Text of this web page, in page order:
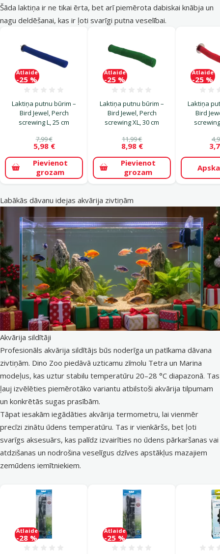
Šāda laktiņa ir ne tikai ērta, bet arī piemērota dabiskai knābja un
nagu deldēšanai, kas ir ļoti svarīgi putna veselībai.
Laktiņa putnu būrim –
Bird Jewel, Perch
screwing L, 25 cm
7,99 €
5,98 €
Atlaide
-25 %
Pievienot
grozam
Laktiņa putnu būrim –
Bird Jewel, Perch
screwing XL, 30 cm
11,99 €
8,98 €
Atlaide
-25 %
Pievienot
grozam
Laktiņa
Bird
Atlaide
-25 %
Labākās dāvanu idejas akvārija zivtiņām
Akvārija sildītāji
Profesionāls akvārija sildītājs būs noderīga un patīkama dāvana
zivtiņām. Dino Zoo piedāvā uzticamu zīmolu Tetra un Marina
modeļus, kas uztur stabilu temperatūru 20–28 °C diapazonā. Tas
ļauj izvēlēties piemērotāko variantu atbilstoši akvārija tilpumam
un konkrētās sugas prasībām.
Tāpat iesakām iegādāties akvārija termometru, lai vienmēr
precīzi zinātu ūdens temperatūru. Tas ir vienkāršs, bet ļoti
svarīgs aksesuārs, kas palīdz izvairīties no ūdens pārkaršanas vai
atdzišanas un nodrošina veselīgus dzīves apstākļus mazajiem
zemūdens iemītniekiem.
Atlaide
-28 %
Atlaide
-25 %